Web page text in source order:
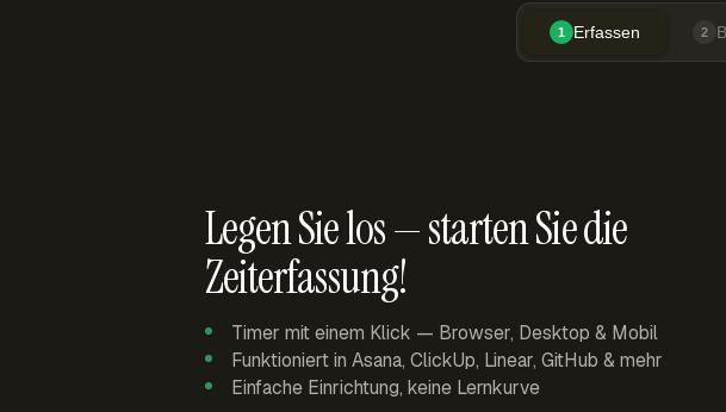
1 Erfassen 2
Legen Sie los — starten Sie die
Zeiterfassung!
Timer mit einem Klick — Browser, Desktop & Mobil
Funktioniert in Asana, ClickUp, Linear, GitHub & mehr
Einfache Einrichtung, keine Lernkurve